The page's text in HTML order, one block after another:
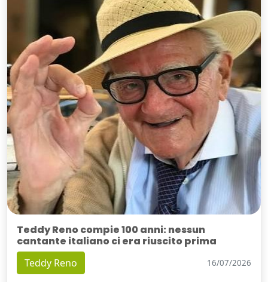
Teddy Reno compie 100 anni: nessun
cantante italiano ci era riuscito prima
Teddy Reno 16/07/2026